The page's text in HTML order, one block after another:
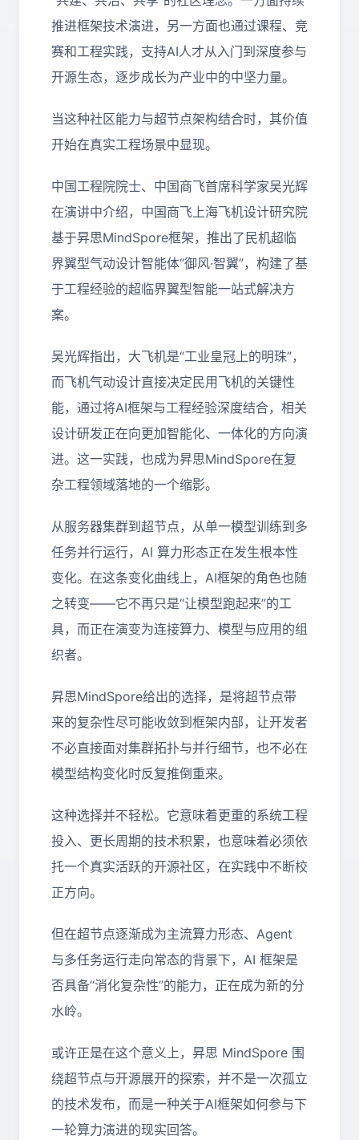
推进框架技术演进，另一方面也通过课程、竞
赛和工程实践，支持AI人才从入门到深度参与
开源生态，逐步成长为产业中的中坚力量。
当这种社区能力与超节点架构结合时，其价值
开始在真实工程场景中显现。
中国工程院院士、中国商飞首席科学家吴光辉
在演讲中介绍，中国商飞上海飞机设计研究院
基于昇思MindSpore框架，推出了民机超临
界翼型气动设计智能体“御风·智翼”，构建了基
于工程经验的超临界翼型智能一站式解决方
案。
吴光辉指出，大飞机是“工业皇冠上的明珠”，
而飞机气动设计直接决定民用飞机的关键性
能，通过将AI框架与工程经验深度结合，相关
设计研发正在向更加智能化、一体化的方向演
进。这一实践，也成为昇思MindSpore在复
杂工程领域落地的一个缩影。
从服务器集群到超节点，从单一模型训练到多
任务并行运行，AI 算力形态正在发生根本性
变化。在这条变化曲线上，AI框架的角色也随
之转变——它不再只是“让模型跑起来”的工
具，而正在演变为连接算力、模型与应用的组
织者。
昇思MindSpore给出的选择，是将超节点带
来的复杂性尽可能收敛到框架内部，让开发者
不必直接面对集群拓扑与并行细节，也不必在
模型结构变化时反复推倒重来。
这种选择并不轻松。它意味着更重的系统工程
投入、更长周期的技术积累，也意味着必须依
托一个真实活跃的开源社区，在实践中不断校
正方向。
但在超节点逐渐成为主流算力形态、Agent
与多任务运行走向常态的背景下，AI 框架是
否具备“消化复杂性”的能力，正在成为新的分
水岭。
或许正是在这个意义上，昇思 MindSpore 围
绕超节点与开源展开的探索，并不是一次孤立
的技术发布，而是一种关于AI框架如何参与下
一轮算力演进的现实回答。